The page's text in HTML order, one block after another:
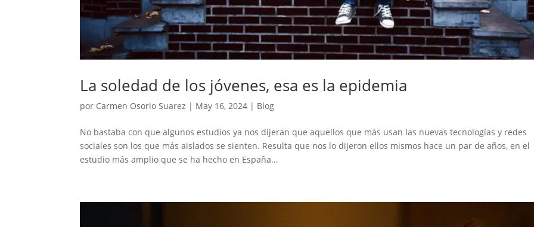
La soledad de los jóvenes, esa es la epidemia
por Carmen Osorio Suarez | May 16, 2024 | Blog
No bastaba con que algunos estudios ya nos dijeran que aquellos que más usan las nuevas tecnologías y redes
sociales son los que más aislados se sienten. Resulta que nos lo dijeron ellos mismos hace un par de años, en el
estudio más amplio que se ha hecho en España...